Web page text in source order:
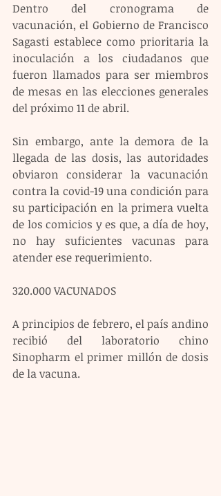
Dentro del cronograma de
vacunación, el Gobierno de Francisco
Sagasti establece como prioritaria la
inoculación a los ciudadanos que
fueron llamados para ser miembros
de mesas en las elecciones generales
del próximo 11 de abril.
Sin embargo, ante la demora de la
llegada de las dosis, las autoridades
obviaron considerar la vacunación
contra la covid-19 una condición para
su participación en la primera vuelta
de los comicios y es que, a día de hoy,
no hay suficientes vacunas para
atender ese requerimiento.
320.000 VACUNADOS
A principios de febrero, el país andino
recibió del laboratorio chino
Sinopharm el primer millón de dosis
de la vacuna.